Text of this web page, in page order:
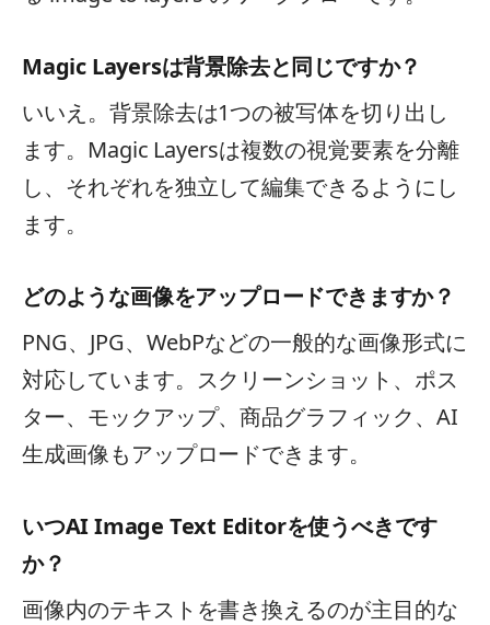
Magic Layersは背景除去と同じですか？
いいえ。背景除去は1つの被写体を切り出し
ます。Magic Layersは複数の視覚要素を分離
し、それぞれを独立して編集できるようにし
ます。
どのような画像をアップロードできますか？
PNG、JPG、WebPなどの一般的な画像形式に
対応しています。スクリーンショット、ポス
ター、モックアップ、商品グラフィック、AI
生成画像もアップロードできます。
いつAI Image Text Editorを使うべきです
か？
画像内のテキストを書き換えるのが主目的な